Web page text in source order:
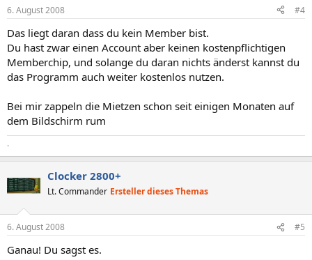
6. August 2008 #4
Das liegt daran dass du kein Member bist.
Du hast zwar einen Account aber keinen kostenpflichtigen
Memberchip, und solange du daran nichts änderst kannst du
das Programm auch weiter kostenlos nutzen.
Bei mir zappeln die Mietzen schon seit einigen Monaten auf
dem Bildschirm rum
.
Clocker 2800+
Lt. Commander Ersteller dieses Themas
6. August 2008 #5
Ganau! Du sagst es.